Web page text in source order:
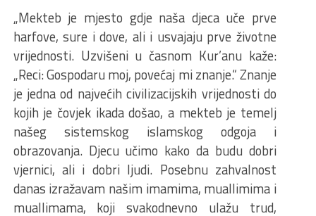
„Mekteb je mjesto gdje naša djeca uče prve
harfove, sure i dove, ali i usvajaju prve životne
vrijednosti. Uzvišeni u časnom Kur’anu kaže:
„Reci: Gospodaru moj, povećaj mi znanje.“ Znanje
je jedna od najvećih civilizacijskih vrijednosti do
kojih je čovjek ikada došao, a mekteb je temelj
našeg sistemskog islamskog odgoja i
obrazovanja. Djecu učimo kako da budu dobri
vjernici, ali i dobri ljudi. Posebnu zahvalnost
danas izražavam našim imamima, muallimima i
muallimama, koji svakodnevno ulažu trud,